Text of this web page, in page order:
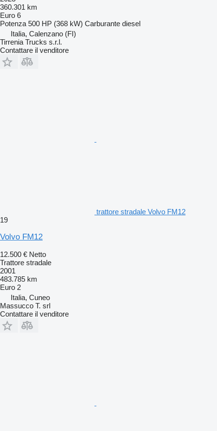
360.301 km
Euro 6
Potenza 500 HP (368 kW) Carburante diesel
Italia, Calenzano (FI)
Tirrenia Trucks s.r.l.
Contattare il venditore
trattore stradale Volvo FM12
19
Volvo FM12
12.500 € Netto
Trattore stradale
2001
483.785 km
Euro 2
Italia, Cuneo
Massucco T. srl
Contattare il venditore